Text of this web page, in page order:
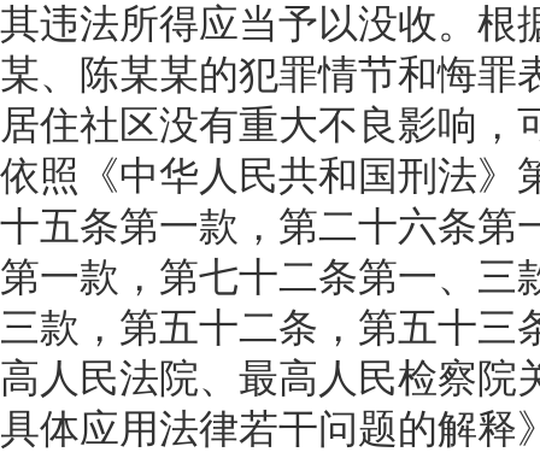
其违法所得应当予以没收。根
某、陈某某的犯罪情节和悔罪
居住社区没有重大不良影响，
依照《中华人民共和国刑法》
十五条第一款，第二十六条第
第一款，第七十二条第一、三
三款，第五十二条，第五十三
高人民法院、最高人民检察院
具体应用法律若干问题的解释